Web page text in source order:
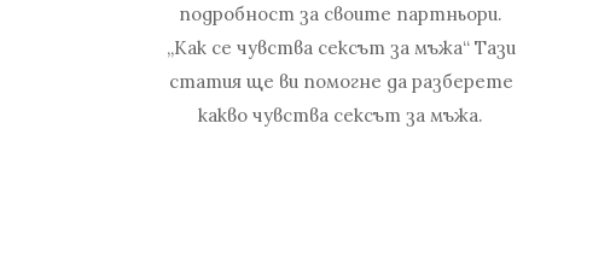
подробност за своите партньори.
„Как се чувства сексът за мъжа“ Тази
статия ще ви помогне да разберете
какво чувства сексът за мъжа.